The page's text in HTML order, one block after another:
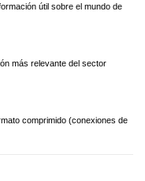
útil sobre el mundo de
más relevante del sector
comprimido (conexiones de